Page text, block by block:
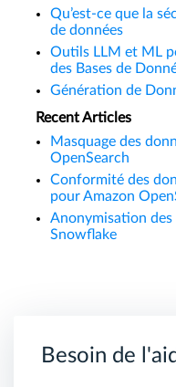
Qu’est-ce que la
de données
Outils LLM et ML
des Bases de
Génération de
Recent Articles
Masquage des
OpenSearch
Conformité des
pour Amazon
Anonymisation des
Snowflake
Besoin de